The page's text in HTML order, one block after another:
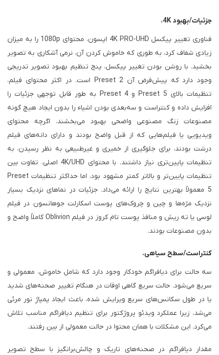
جزئیات/بهبود 4K.
فناوری تغییر پیکسل 4K PRO-UHD اپسون، محتوای 1080p را به میزان
زیادی شفاف کرد، به طوری که خاموش کردن آن، نرمی آشکاری به تصویر
بخشید. با روشن بودن تغییر پیکسل، پنج تنظیم بهبود تصویر تدریجی
وجود دارد که پیش‌فرض آن Preset 2 است. در اکثر محتوای فیلم،
تنظیمات بالای Preset 5 و Preset 4 به طور قابل توجهی جزئیات را
افزایش داده و کنتراست و سه‌بعدی بودن اشیاء را بدون ایجاد هیچ گونه
مصنوعات زنگ مصنوعی واضحی بهبود می‌بخشند، اگرچه محتوای
ویدیویی یا فیلم‌هایی که از قبل واضح بودند و دارای دانه‌های فیلم
درشت بودند، برای جلوگیری از خمیری و غیرطبیعی به نظر رسیدن، به
تنظیمات پایین‌تری نیاز داشتند. با محتوای 4K/UHD اصلی، تفاوت بین
تنظیمات پایین‌تر و بالاتر کمتر مشهود بود، اما حداکثر تنظیمات Preset
5 معمولاً بهترین نتایج را ارائه می‌داد. جزئیات در نماهای نزدیک بسیار
نزدیک مژه‌ها و چین و چروک‌های پوست اسکارلت جوهانسون در فیلم
لوسی یا ته ریش و منافذ پوست تام کروز در فیلم Oblivion کاملاً واضح و
بدون مصنوعات بودند.
کنتراست/سطح سیاهی.
سه حالت برای دیافراگم خودکار وجود دارد که شامل خاموش، معمولی و
سریع می‌شود. حالت سریع گاهی اوقات در هنگام تغییر صحنه‌های شدید
یا در طول سکانس‌های سریع ویرایش شده، باعث ایجاد پمپاژ نور مرئی
می‌شد، زیرا عملکرد ویدئو پروژکتور برای تنظیم دیافراگم مناسب تلاش
می‌کرد. این مشکلات با همان محتوا در حالت معمولی از بین رفتند.
مقدار دیافراگم در صحنه‌های تاریک و چالش‌برانگیز با سطح تصویر